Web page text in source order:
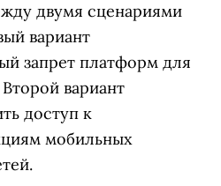
двумя сценариями
вариант
запрет платформ для
вариант
доступ к
мобильных